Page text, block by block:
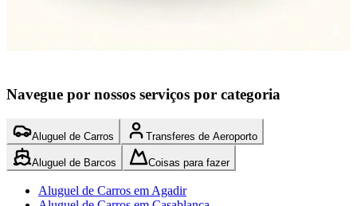
Navegue por nossos serviços por categoria
Aluguel de Carros Transferes de Aeroporto
Aluguel de Barcos Coisas para fazer
Aluguel de Carros em Agadir